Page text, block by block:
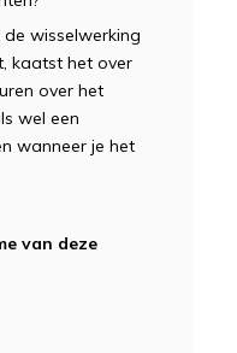
wisselwerking
kaatst het over
over het
wel een
wanneer je het
van deze